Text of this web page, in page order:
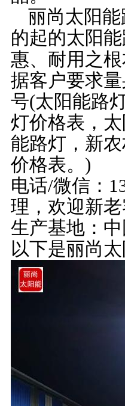
丽尚太阳
的起的太阳
惠、耐用之
据客户要求
号(太阳能路
灯价格表，
能路灯， 新
价格表。 )
电话/微信：
理 ， 欢迎新
生产基地：
以下是丽尚